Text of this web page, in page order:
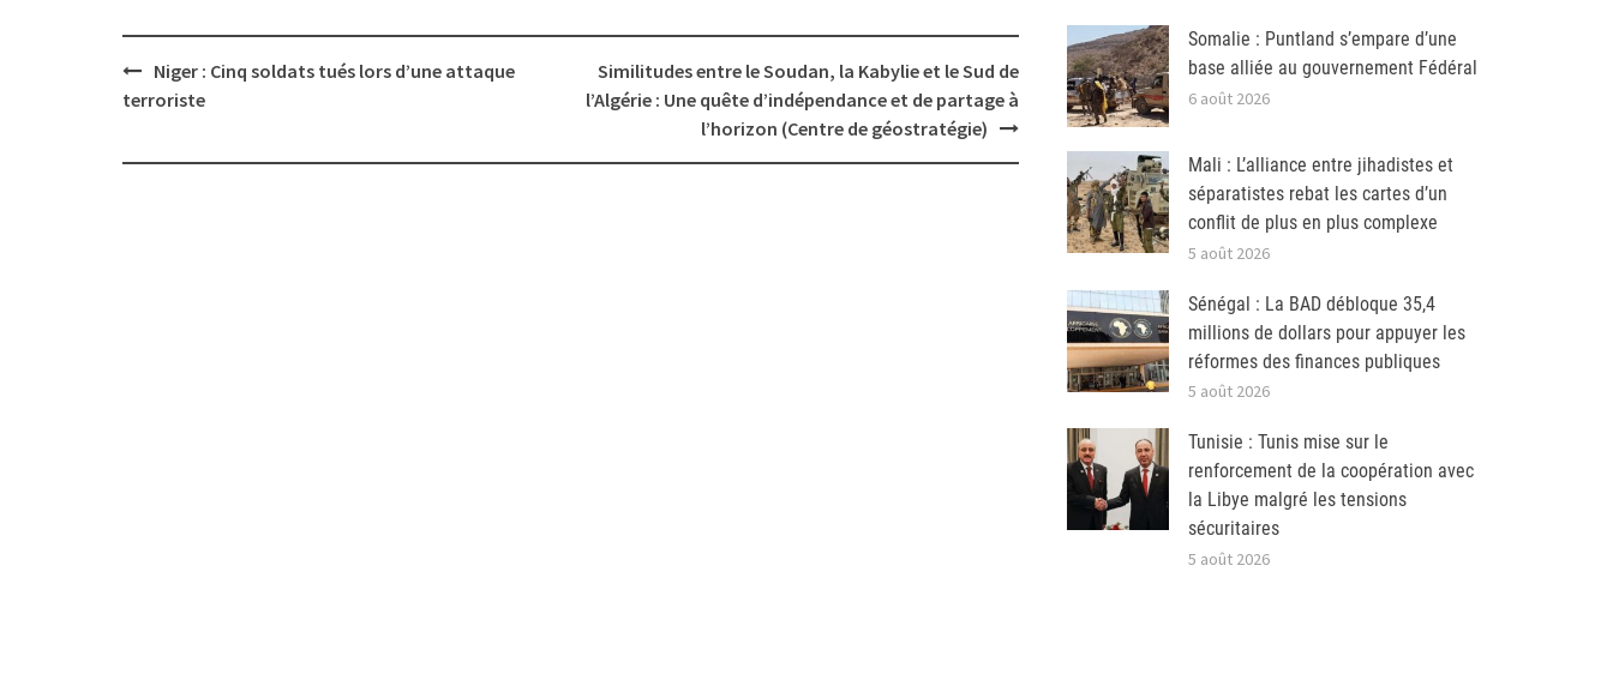
Post
navigation
Niger : Cinq soldats tués lors d’une attaque
terroriste
Similitudes entre le Soudan, la Kabylie et le Sud de
l’Algérie : Une quête d’indépendance et de partage à
l’horizon (Centre de géostratégie)
Somalie : Puntland s’empare d’une
base alliée au gouvernement Fédéral
6 août 2026
Mali : L’alliance entre jihadistes et
séparatistes rebat les cartes d’un
conflit de plus en plus complexe
5 août 2026
Sénégal : La BAD débloque 35,4
millions de dollars pour appuyer les
réformes des finances publiques
5 août 2026
Tunisie : Tunis mise sur le
renforcement de la coopération avec
la Libye malgré les tensions
sécuritaires
5 août 2026